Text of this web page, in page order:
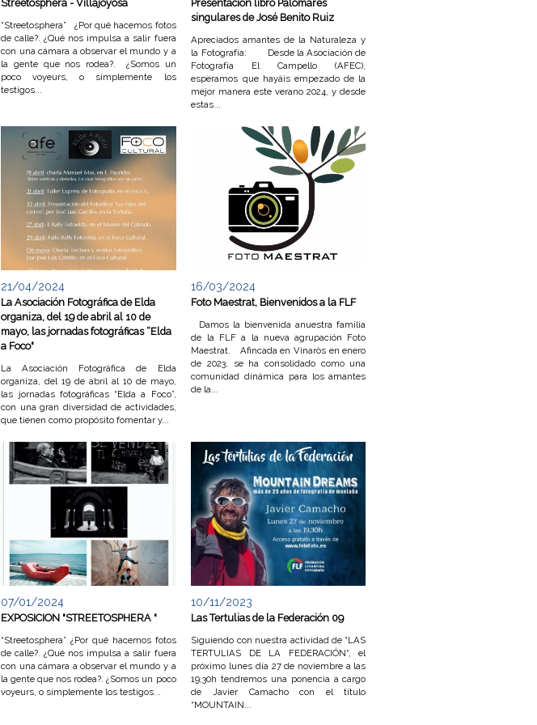
Streetosphera - Villajoyosa
“Streetosphera” ¿Por qué hacemos fotos
de calle?. ¿Qué nos impulsa a salir fuera
con una cámara a observar el mundo y a
la gente que nos rodea?. ¿Somos un
poco voyeurs, o simplemente los
testigos...
Presentación libro Palomares
singulares de José Benito Ruiz
Apreciados amantes de la Naturaleza y
la Fotografía: Desde la Asociación de
Fotografía El Campello (AFEC),
esperamos que hayáis empezado de la
mejor manera este verano 2024, y desde
estas...
21/04/2024
La Asociación Fotográfica de Elda
organiza, del 19 de abril al 10 de
mayo, las jornadas fotográficas “Elda
a Foco"
La Asociación Fotográfica de Elda
organiza, del 19 de abril al 10 de mayo,
las jornadas fotográficas “Elda a Foco”,
con una gran diversidad de actividades,
que tienen como propósito fomentar y...
16/03/2024
Foto Maestrat, Bienvenidos a la FLF
Damos la bienvenida anuestra familia
de la FLF a la nueva agrupación Foto
Maestrat. Afincada en Vinaròs en enero
de 2023, se ha consolidado como una
comunidad dinámica para los amantes
de la...
07/01/2024
EXPOSICION "STREETOSPHERA "
“Streetosphera” ¿Por qué hacemos fotos
de calle?. ¿Qué nos impulsa a salir fuera
con una cámara a observar el mundo y a
la gente que nos rodea?. ¿Somos un poco
voyeurs, o simplemente los testigos...
10/11/2023
Las Tertulias de la Federación 09
Siguiendo con nuestra actividad de “LAS
TERTULIAS DE LA FEDERACIÓN“, el
próximo lunes día 27 de noviembre a las
19,30h tendremos una ponencia a cargo
de Javier Camacho con el título
“MOUNTAIN...